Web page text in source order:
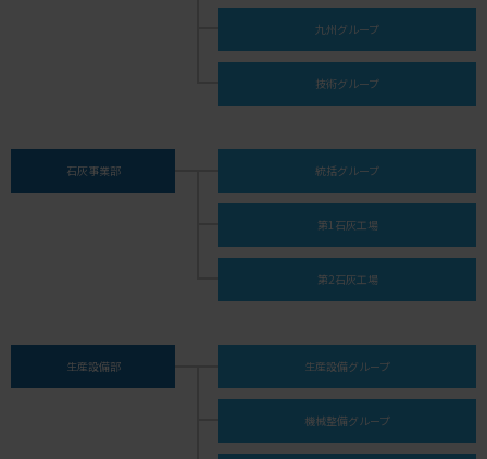
九州グループ
技術グループ
石灰事業部 統括グループ
第1石灰工場
第2石灰工場
生産設備部 生産設備グループ
機械整備グループ